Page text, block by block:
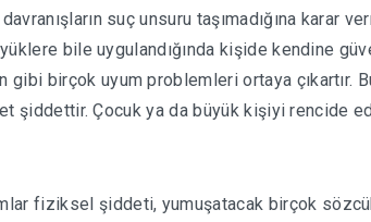
suç unsuru taşımadığına karar
bile uygulandığında kişide kendine
gibi birçok uyum problemleri ortaya çıkartır.
şiddettir. Çocuk ya da büyük kişiyi rencide
fiziksel şiddeti, yumuşatacak birçok